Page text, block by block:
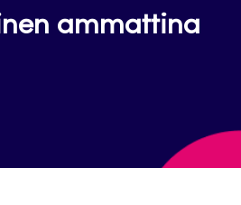
ammattina